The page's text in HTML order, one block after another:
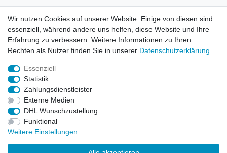
© Copyright 2026 | Alle Rechte vorbehalten. HL-
Handelsgesellschaft mbH.
Alle Markennamen, Warenzeichen sowie sämtliche Produktbilder
und Beschreibungen sind Eigentum Ihrer rechtmäßigen
Eigentümer und dienen hier nur der Beschreibung.
Preise nur für registrierte Händler, ansonsten zeigt der Shop 0,00
€
LEGO, das LEGO Logo, die Minifigur, DUPLO, LEGENDS OF
Wir nutzen Cookies auf unserer Website. Einige von diesen sind
essenziell, während andere uns helfen, diese Website und Ihre
Erfahrung zu verbessern. Weitere Informationen zu Ihren
Rechten als Nutzer finden Sie in unserer Daten­schutz­erklärung
Essenziell
Statistik
Zahlungsdienstleister
Externe Medien
DHL Wunschzustellung
Funktional
Weitere Einstellungen